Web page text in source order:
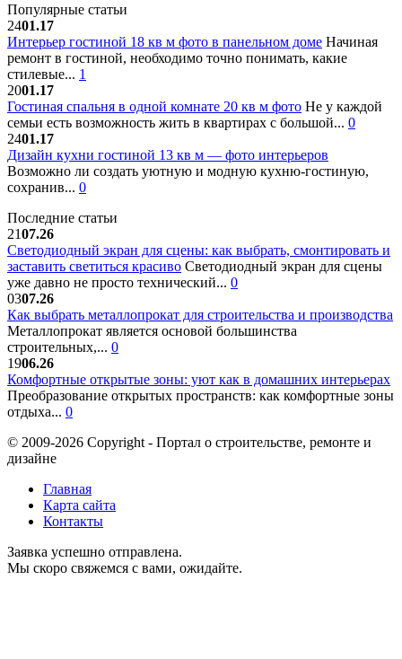
Популярные статьи
2401.17
Интерьер гостиной 18 кв м фото в панельном доме Начиная
ремонт в гостиной, необходимо точно понимать, какие
стилевые... 1
2001.17
Гостиная спальня в одной комнате 20 кв м фото Не у каждой
семьи есть возможность жить в квартирах с большой... 0
2401.17
Дизайн кухни гостиной 13 кв м — фото интерьеров
Возможно ли создать уютную и модную кухню-гостиную,
сохранив... 0
Последние статьи
2107.26
Светодиодный экран для сцены: как выбрать, смонтировать и
заставить светиться красиво Светодиодный экран для сцены
уже давно не просто технический... 0
0307.26
Как выбрать металлопрокат для строительства и производства
Металлопрокат является основой большинства
строительных,... 0
1906.26
Комфортные открытые зоны: уют как в домашних интерьерах
Преобразование открытых пространств: как комфортные зоны
отдыха... 0
© 2009-2026 Copyright - Портал о строительстве, ремонте и
дизайне
Главная
Карта сайта
Контакты
Заявка успешно отправлена.
Мы скоро свяжемся с вами, ожидайте.